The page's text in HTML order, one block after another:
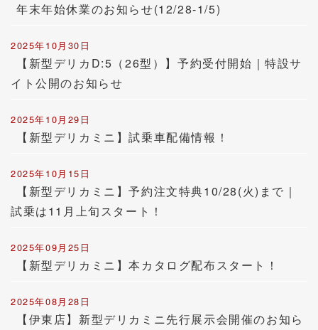
年末年始休業のお知らせ(12/28-1/5)
2025年10月30日
【新型デリカD:5（26型）】予約受付開始｜特設サ
イト公開のお知らせ
2025年10月29日
【新型デリカミニ】試乗車配備情報！
2025年10月15日
【新型デリカミニ】予約注文特典10/28(火)まで｜
試乗は11月上旬スタート！
2025年09月25日
【新型デリカミニ】本カタログ配布スタート！
2025年08月28日
【伊東店】新型デリカミニ先行展示会開催のお知ら